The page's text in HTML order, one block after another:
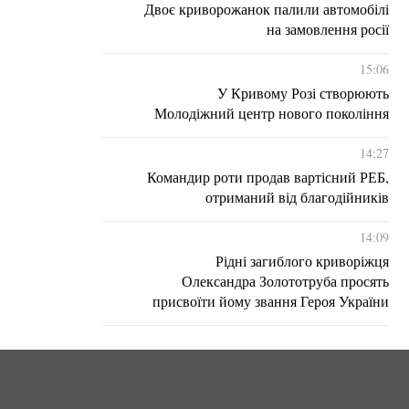
Двоє криворожанок палили автомобілі
на замовлення росії
15:06
У Кривому Розі створюють
Молодіжний центр нового покоління
14:27
Командир роти продав вартісний РЕБ,
отриманий від благодійників
14:09
Рідні загиблого криворіжця
Олександра Золототруба просять
присвоїти йому звання Героя України